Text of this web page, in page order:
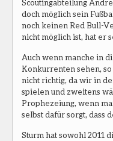
Scoutingabteilung
doch möglich sein
noch keinen Red Bull-
nicht möglich ist, hat er
Auch wenn manche in
Konkurrenten sehen,
nicht richtig, da wir in
spielen und zweitens
Prophezeiung, wenn
selbst dafür sorgt, dass
Sturm hat sowohl 2011